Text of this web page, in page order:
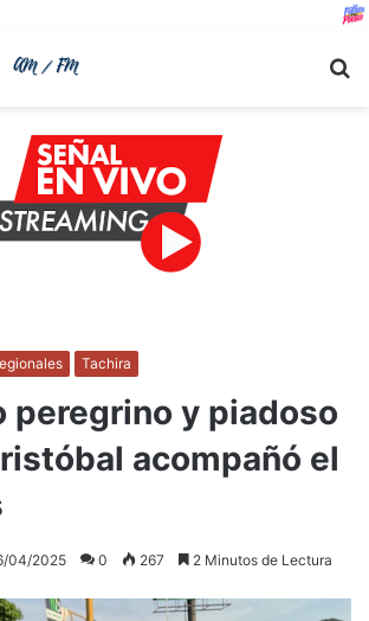
Tachira
peregrino y piadoso
acompañó el
04/2025 0 267 2 Minutos de Lectura